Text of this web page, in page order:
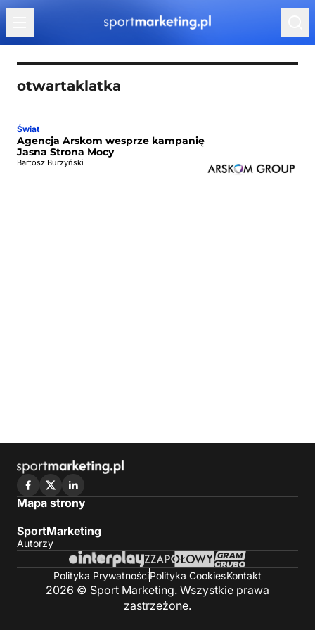
Przejdź do treści
otwartaklatka
Świat
Agencja Arskom wesprze kampanię
Jasna Strona Mocy
Bartosz Burzyński
Mapa strony
SportMarketing
Autorzy
Polityka PrywatnościPolityka CookiesKontakt
2026 © Sport Marketing. Wszystkie prawa
zastrzeżone.